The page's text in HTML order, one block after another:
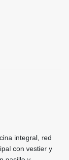
integral, red
con vestier y